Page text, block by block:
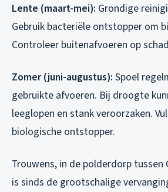
Lente (maart-mei): Grondige
Gebruik bacteriële ontstopper om
Controleer buitenafvoeren op
Zomer (juni-augustus): Spoel
gebruikte afvoeren. Bij droogte
leeglopen en stank veroorzaken.
biologische ontstopper.
Trouwens, in de polderdorp tussen
is sinds de grootschalige